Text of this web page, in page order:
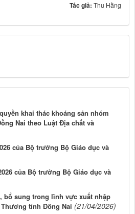
Tác giả: Thu Hằng
khai thác khoáng sản nhóm
Nai theo Luật Địa chất và
của Bộ trưởng Bộ Giáo dục và
của Bộ trưởng Bộ Giáo dục và
bổ sung trong lĩnh vực xuất nhập
tỉnh Đồng Nai (21/04/2026)